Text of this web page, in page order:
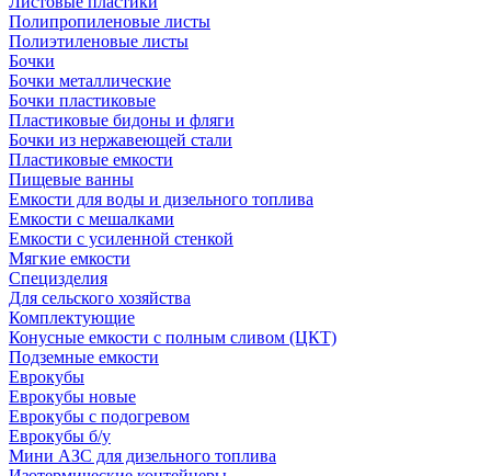
Полипропиленовые листы
Полиэтиленовые листы
Бочки
Бочки металлические
Бочки пластиковые
Пластиковые бидоны и фляги
Бочки из нержавеющей стали
Пластиковые емкости
Пищевые ванны
Емкости для воды и дизельного топлива
Емкости с мешалками
Емкости с усиленной стенкой
Мягкие емкости
Специзделия
Для сельского хозяйства
Комплектующие
Конусные емкости с полным сливом (ЦКТ)
Подземные емкости
Еврокубы
Еврокубы новые
Еврокубы с подогревом
Еврокубы б/у
Мини АЗС для дизельного топлива